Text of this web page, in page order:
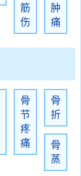
筋
伤
肿
痛
骨
节
疼
痛
骨
折
骨
蒸